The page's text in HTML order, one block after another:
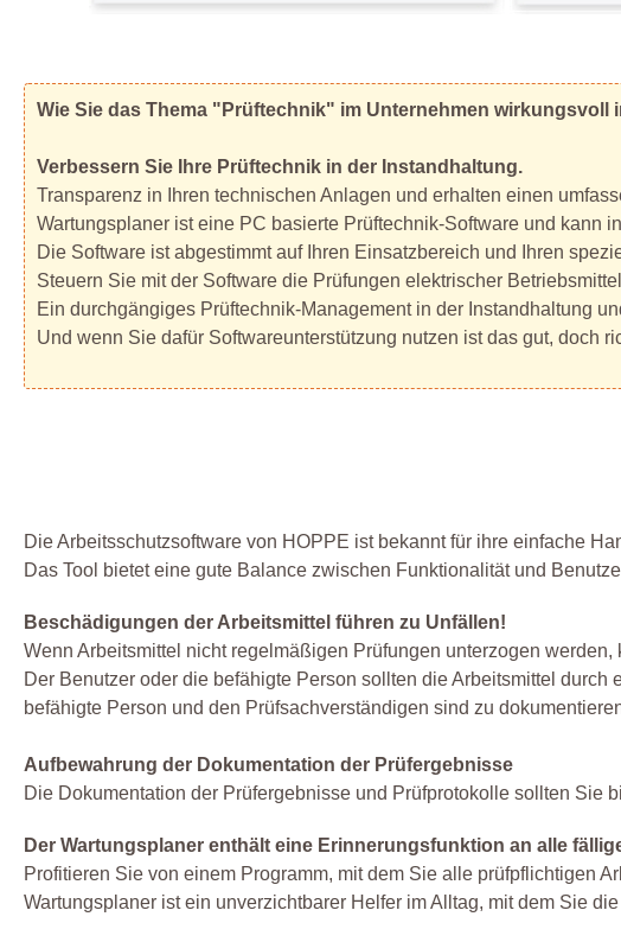
Wie Sie das Thema "Prüftechnik" im Unternehmen wirkungsvoll
Verbessern Sie Ihre Prüftechnik in der Instandhaltung.
Transparenz in Ihren technischen Anlagen und erhalten einen
Wartungsplaner ist eine PC basierte Prüftechnik-Software und kann
Die Software ist abgestimmt auf Ihren Einsatzbereich und Ihren
Steuern Sie mit der Software die Prüfungen elektrischer
Ein durchgängiges Prüftechnik-Management in der Instandhaltung
Und wenn Sie dafür Softwareunterstützung nutzen ist das gut, doch
Die Arbeitsschutzsoftware von HOPPE ist bekannt für ihre einfache
Das Tool bietet eine gute Balance zwischen Funktionalität und
Beschädigungen der Arbeitsmittel führen zu Unfällen!
Wenn Arbeitsmittel nicht regelmäßigen Prüfungen unterzogen
Der Benutzer oder die befähigte Person sollten die Arbeitsmittel
befähigte Person und den Prüfsachverständigen sind zu
Aufbewahrung der Dokumentation der Prüfergebnisse
Die Dokumentation der Prüfergebnisse und Prüfprotokolle sollten Sie
Der Wartungsplaner enthält eine Erinnerungsfunktion an alle
Profitieren Sie von einem Programm, mit dem Sie alle prüfpflichtigen
Wartungsplaner ist ein unverzichtbarer Helfer im Alltag, mit dem Sie